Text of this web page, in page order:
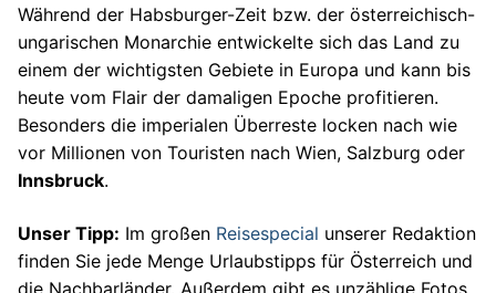
Während der Habsburger-Zeit bzw. der österreichisch-
ungarischen Monarchie entwickelte sich das Land zu
einem der wichtigsten Gebiete in Europa und kann bis
heute vom Flair der damaligen Epoche profitieren.
Besonders die imperialen Überreste locken nach wie
vor Millionen von Touristen nach Wien, Salzburg oder
Innsbruck.
Unser Tipp: Im großen Reisespecial unserer Redaktion
finden Sie jede Menge Urlaubstipps für Österreich und
die Nachbarländer. Außerdem gibt es unzählige Fotos